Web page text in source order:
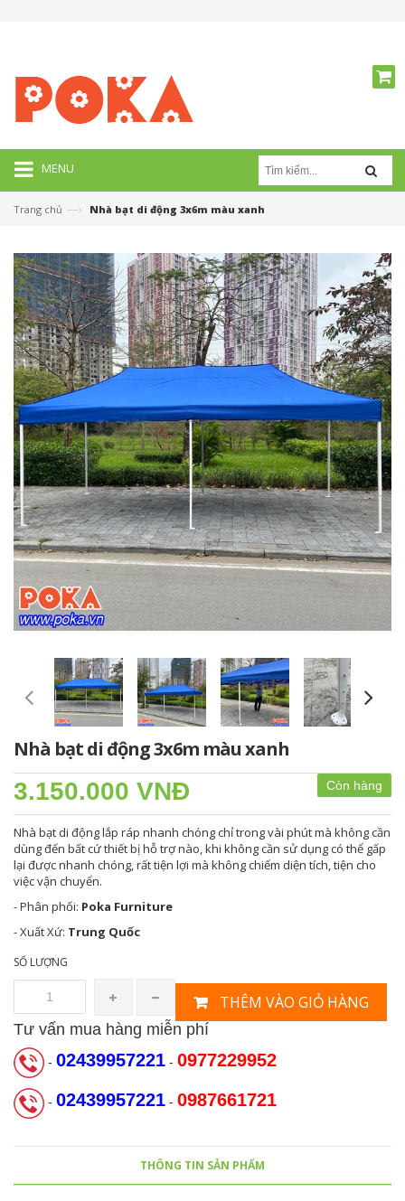
MENU
Trang chủ —› Nhà bạt di động 3x6m màu xanh
Nhà bạt di động 3x6m màu xanh
Còn hàng
3.150.000 VNĐ
Nhà bạt di động lắp ráp nhanh chóng chỉ trong vài phút mà không cần
dùng đến bất cứ thiết bị hỗ trợ nào, khi không cần sử dụng có thể gấp
lại được nhanh chóng, rất tiện lợi mà không chiếm diện tích, tiện cho
việc vận chuyển.
- Phân phối: Poka Furniture
- Xuất Xứ: Trung Quốc
SỐ LƯỢNG
THÊM VÀO GIỎ HÀNG
Tư vấn mua hàng miễn phí
- 02439957221 - 0977229952
- 02439957221 - 0987661721
THÔNG TIN SẢN PHẨM